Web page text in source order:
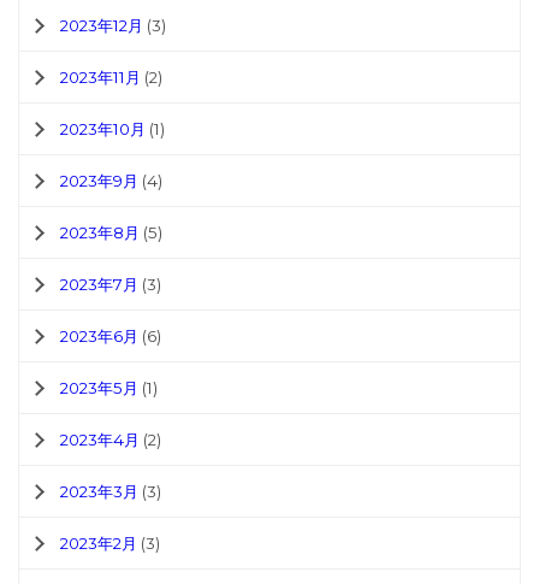
2023年12月 (3)
2023年11月 (2)
2023年10月 (1)
2023年9月 (4)
2023年8月 (5)
2023年7月 (3)
2023年6月 (6)
2023年5月 (1)
2023年4月 (2)
2023年3月 (3)
2023年2月 (3)